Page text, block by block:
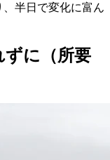
半日で変化に富ん
ずに（所要